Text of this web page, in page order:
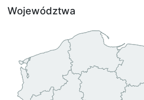
Województwa